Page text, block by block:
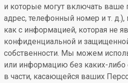
и которые могут включать ваше
адрес, телефонный номер и т.
как с информацией, которая не
конфиденциальной и
собственности. Мы можем
или информацию без каких-либо
в части, касающейся ваших